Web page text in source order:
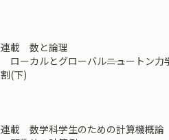
連載 数と論理
ローカルとグローバル――ニュートン
割(下)
連載 数学科学生のための計算機概論